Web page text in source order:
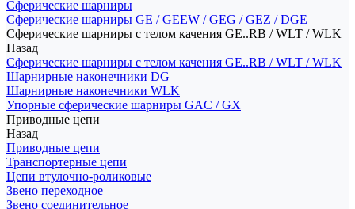
Сферические шарниры
Сферические шарниры GE / GEEW / GEG / GEZ / DGE
Сферические шарниры с телом качения GE..RB / WLT / WLK
Назад
Сферические шарниры с телом качения GE..RB / WLT / WLK
Шарнирные наконечники DG
Шарнирные наконечники WLK
Упорные сферические шарниры GAC / GX
Приводные цепи
Назад
Приводные цепи
Транспортерные цепи
Цепи втулочно-роликовые
Звено переходное
Звено соединительное